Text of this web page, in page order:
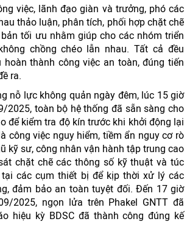
việc, lãnh đạo giàn và trưởng, phó các
thảo luận, phân tích, phối hợp chặt chẽ
tối ưu nhằm giúp cho các nhóm triển
chồng chéo lẫn nhau. Tất cả đều
thành công việc an toàn, đúng tiến
ra.
nỗ lực không quản ngày đêm, lúc 15 giờ
2025, toàn bộ hệ thống đã sẵn sàng cho
để kiểm tra độ kín trước khi khởi động lại
công việc nguy hiểm, tiềm ẩn nguy cơ rò
kỹ sư, công nhân vận hành tập trung cao
chặt chẽ các thông số kỹ thuật và túc
các cụm thiết bị để kịp thời xử lý các
đảm bảo an toàn tuyệt đối. Đến 17 giờ
2025, ngọn lửa trên Phakel GNTT đã
hiệu kỳ BDSC đã thành công đúng kế